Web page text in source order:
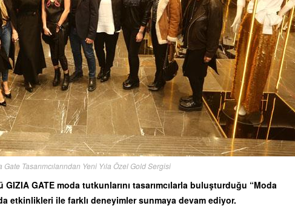
Gate Tasarımcılarından Yeni Yıla Özel Gold Sergisi
GATE moda tutkunlarını tasarımcılarla buluşturduğu “Moda
etkinlikleri ile farklı deneyimler sunmaya devam ediyor.